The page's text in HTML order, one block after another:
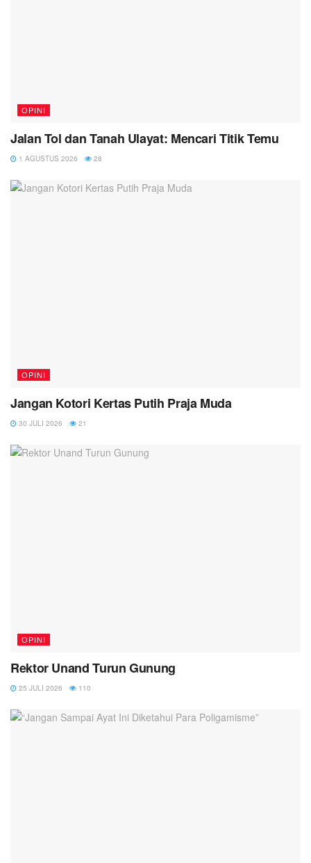
OPINI
Jalan Tol dan Tanah Ulayat: Mencari Titik Temu
1 AGUSTUS 2026 28
OPINI
Jangan Kotori Kertas Putih Praja Muda
30 JULI 2026 21
OPINI
Rektor Unand Turun Gunung
25 JULI 2026 110